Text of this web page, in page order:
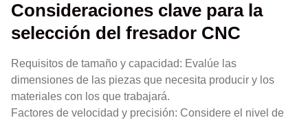
Consideraciones clave para la
selección del fresador CNC
Requisitos de tamaño y capacidad: Evalúe las
dimensiones de las piezas que necesita producir y los
materiales con los que trabajará.
Factores de velocidad y precisión: Considere el nivel de